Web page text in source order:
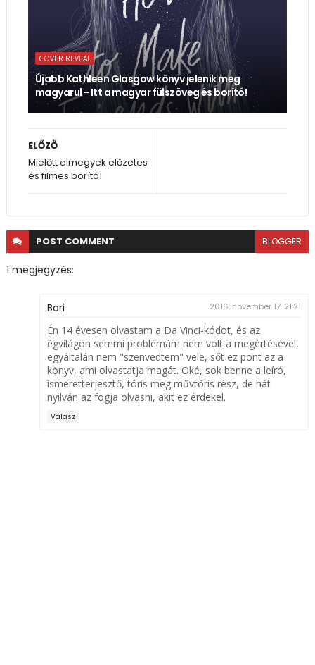
COVER REVEAL
Újabb Kathleen Glasgow könyv jelenik meg
magyarul - Itt a magyar fülszöveg és borító!
ELŐZŐ
Mielőtt elmegyek előzetes
és filmes borító!
POST COMMENT BLOGGER
1 megjegyzés:
Bori 2016. november 17. 21:21
Én 14 évesen olvastam a Da Vinci-kódot, és az
égvilágon semmi problémám nem volt a megértésével,
egyáltalán nem "szenvedtem" vele, sőt ez pont az a
könyv, ami olvastatja magát. Oké, sok benne a leíró,
ismeretterjesztő, töris meg művtöris rész, de hát
nyilván az fogja olvasni, akit ez érdekel.
Válasz